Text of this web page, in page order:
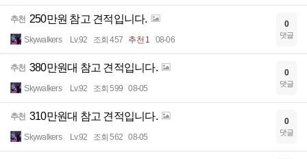
추천 250만원 참고 견적입니다.
Skywalkers Lv.92 조회 457 추천 1 08-06
0
댓글
추천 380만원대 참고 견적입니다.
Skywalkers Lv.92 조회 599 08-05
0
댓글
추천 310만원대 참고 견적입니다.
Skywalkers Lv.92 조회 562 08-05
0
댓글